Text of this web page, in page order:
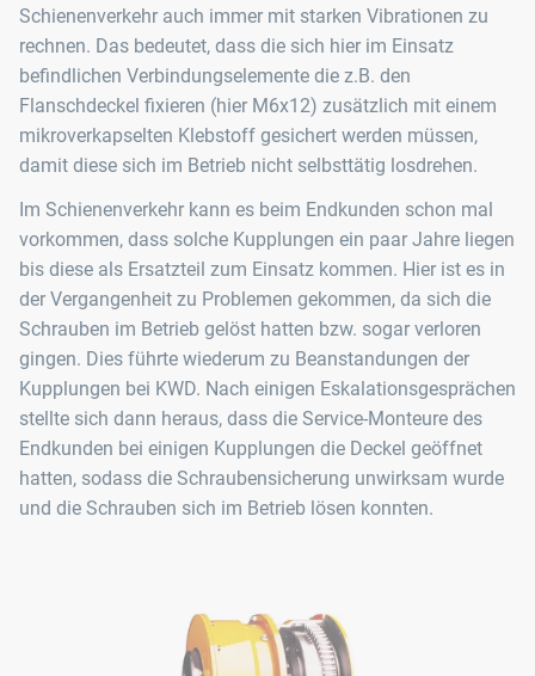
Schienenverkehr auch immer mit starken Vibrationen zu
rechnen. Das bedeutet, dass die sich hier im Einsatz
befindlichen Verbindungselemente die z.B. den
Flanschdeckel fixieren (hier M6x12) zusätzlich mit einem
mikroverkapselten Klebstoff gesichert werden müssen,
damit diese sich im Betrieb nicht selbsttätig losdrehen.
Im Schienenverkehr kann es beim Endkunden schon mal
vorkommen, dass solche Kupplungen ein paar Jahre liegen
bis diese als Ersatzteil zum Einsatz kommen. Hier ist es in
der Vergangenheit zu Problemen gekommen, da sich die
Schrauben im Betrieb gelöst hatten bzw. sogar verloren
gingen. Dies führte wiederum zu Beanstandungen der
Kupplungen bei KWD. Nach einigen Eskalationsgesprächen
stellte sich dann heraus, dass die Service-Monteure des
Endkunden bei einigen Kupplungen die Deckel geöffnet
hatten, sodass die Schraubensicherung unwirksam wurde
und die Schrauben sich im Betrieb lösen konnten.